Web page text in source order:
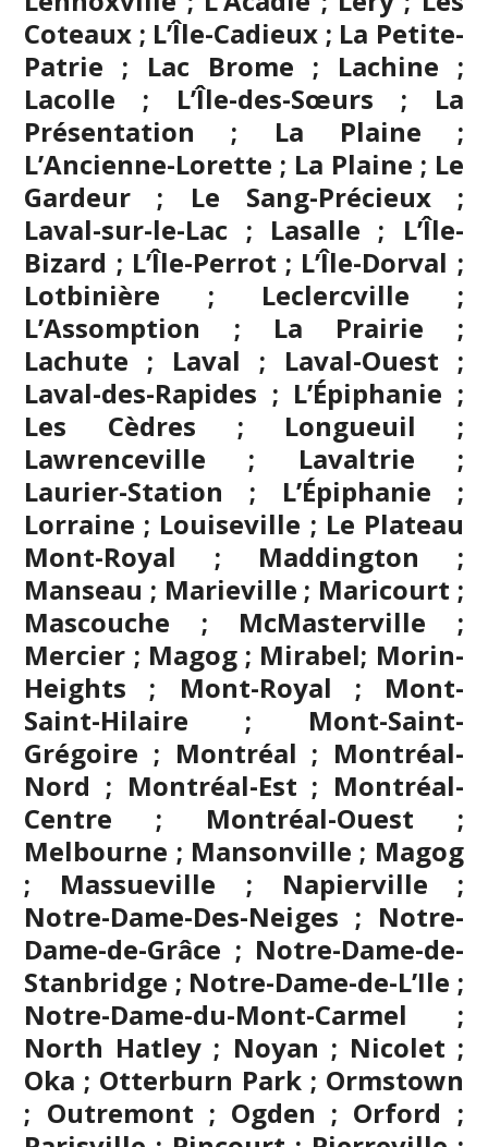
Coteaux ; L’Île-Cadieux ; La Petite-
Patrie ; Lac Brome ; Lachine ;
Lacolle ; L’Île-des-Sœurs ; La
Présentation ; La Plaine ;
L’Ancienne-Lorette ; La Plaine ; Le
Gardeur ; Le Sang-Précieux ;
Laval-sur-le-Lac ; Lasalle ; L’Île-
Bizard ; L’Île-Perrot ; L’Île-Dorval ;
Lotbinière ; Leclercville ;
L’Assomption ; La Prairie ;
Lachute ; Laval ; Laval-Ouest ;
Laval-des-Rapides ; L’Épiphanie ;
Les Cèdres ; Longueuil ;
Lawrenceville ; Lavaltrie ;
Laurier-Station ; L’Épiphanie ;
Lorraine ; Louiseville ; Le Plateau
Mont-Royal ; Maddington ;
Manseau ; Marieville ; Maricourt ;
Mascouche ; McMasterville ;
Mercier ; Magog; Mirabel; Morin-
Heights ; Mont-Royal ; Mont-
Saint-Hilaire ; Mont-Saint-
Grégoire ; Montréal ; Montréal-
Nord ; Montréal-Est ; Montréal-
Centre ; Montréal-Ouest ;
Melbourne ; Mansonville ; Magog
; Massueville ; Napierville ;
Notre-Dame-Des-Neiges ; Notre-
Dame-de-Grâce ; Notre-Dame-de-
Stanbridge ; Notre-Dame-de-L’Ile ;
Notre-Dame-du-Mont-Carmel ;
North Hatley ; Noyan ; Nicolet ;
Oka ; Otterburn Park ; Ormstown
; Outremont ; Ogden ; Orford ;